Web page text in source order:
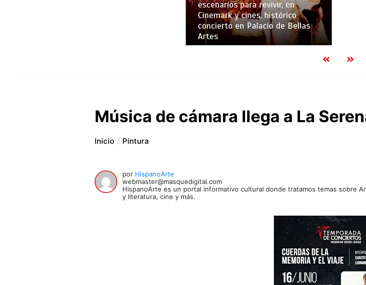
escenarios para revivir, en
Cinemark y cines, histórico
concierto en Palacio de Bellas
Artes
Música de cámara llega a La
Inicio Pintura
por HispanoArte
webmaster@masquedigital.com
HispanoArte es un portal informativo cultural donde tratamos temas sobre
y literatura, cine y más.